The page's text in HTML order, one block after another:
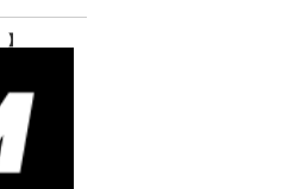
】